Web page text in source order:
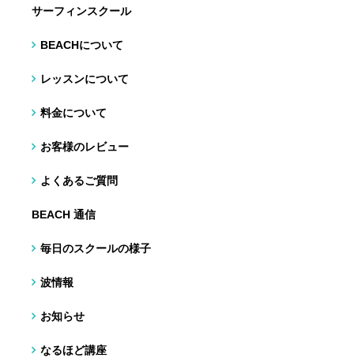
サーフィンスクール
BEACHについて
レッスンについて
料金について
お客様のレビュー
よくあるご質問
BEACH 通信
毎日のスクールの様子
波情報
お知らせ
なるほど講座